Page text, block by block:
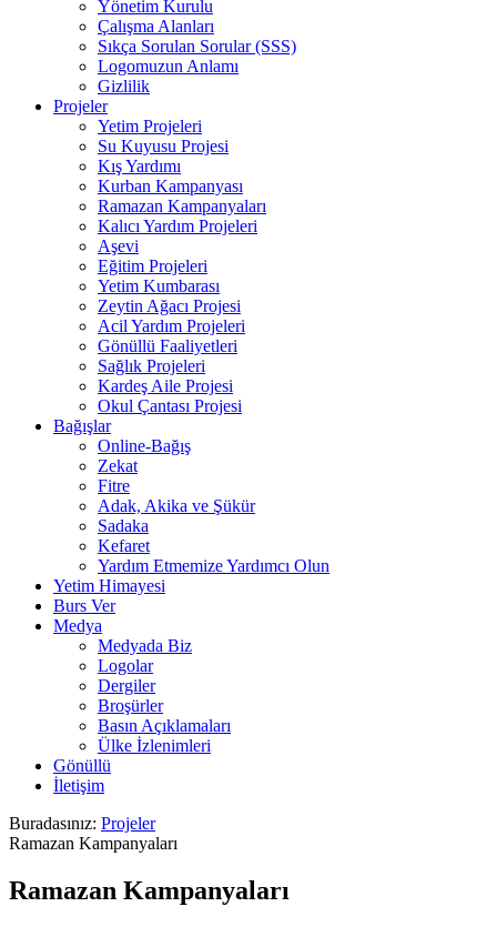
Yönetim Kurulu
Çalışma Alanları
Sıkça Sorulan Sorular (SSS)
Logomuzun Anlamı
Gizlilik
Projeler
Yetim Projeleri
Su Kuyusu Projesi
Kış Yardımı
Kurban Kampanyası
Ramazan Kampanyaları
Kalıcı Yardım Projeleri
Aşevi
Eğitim Projeleri
Yetim Kumbarası
Zeytin Ağacı Projesi
Acil Yardım Projeleri
Gönüllü Faaliyetleri
Sağlık Projeleri
Kardeş Aile Projesi
Okul Çantası Projesi
Bağışlar
Online-Bağış
Zekat
Fitre
Adak, Akika ve Şükür
Sadaka
Kefaret
Yardım Etmemize Yardımcı Olun
Yetim Himayesi
Burs Ver
Medya
Medyada Biz
Logolar
Dergiler
Broşürler
Basın Açıklamaları
Ülke İzlenimleri
Gönüllü
İletişim
Buradasınız: Projeler
Ramazan Kampanyaları
Ramazan Kampanyaları